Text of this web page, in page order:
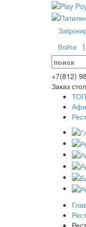
Войти
|
+7(812)
Заказ